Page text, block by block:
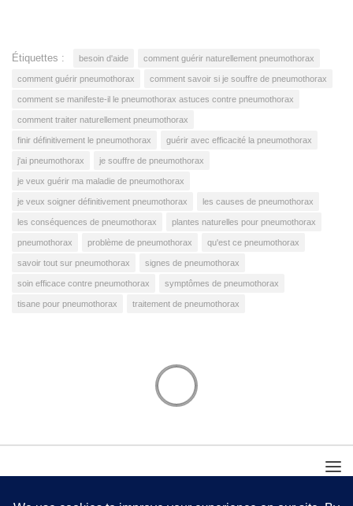
Étiquettes : besoin d'aide comment guérir naturellement pneumothorax
comment guérir pneumothorax comment savoir si je souffre de pneumothorax
comment se manifeste-il le pneumothorax astuces contre pneumothorax
comment traiter naturellement pneumothorax
finir définitivement le pneumothorax guérir avec efficacité la pneumothorax
j'ai pneumothorax je souffre de pneumothorax
je veux guérir ma maladie de pneumothorax
je veux soigner définitivement pneumothorax les causes de pneumothorax
les conséquences de pneumothorax plantes naturelles pour pneumothorax
pneumothorax problème de pneumothorax qu'est ce pneumothorax
savoir tout sur pneumothorax signes de pneumothorax
soin efficace contre pneumothorax symptômes de pneumothorax
tisane pour pneumothorax traitement de pneumothorax